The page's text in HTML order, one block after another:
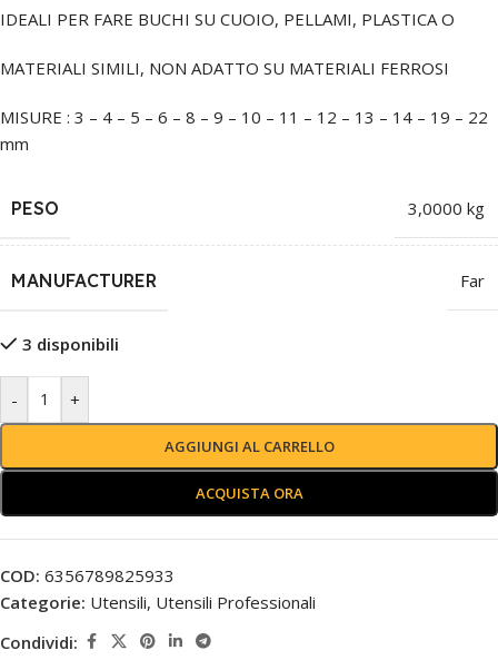
IDEALI PER FARE BUCHI SU CUOIO, PELLAMI, PLASTICA O
MATERIALI SIMILI, NON ADATTO SU MATERIALI FERROSI
MISURE : 3 – 4 – 5 – 6 – 8 – 9 – 10 – 11 – 12 – 13 – 14 – 19 – 22
mm
PESO 3,0000 kg
MANUFACTURER Far
3 disponibili
- +
AGGIUNGI AL CARRELLO
ACQUISTA ORA
COD: 6356789825933
Categorie: Utensili, Utensili Professionali
Condividi: